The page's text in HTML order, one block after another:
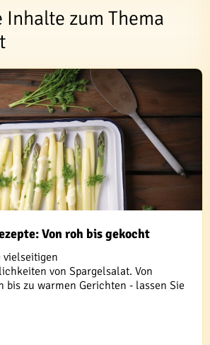
Inhalte zum Thema
Von roh bis gekocht
vielseitigen
von Spargelsalat. Von
bis zu warmen Gerichten - lassen Sie